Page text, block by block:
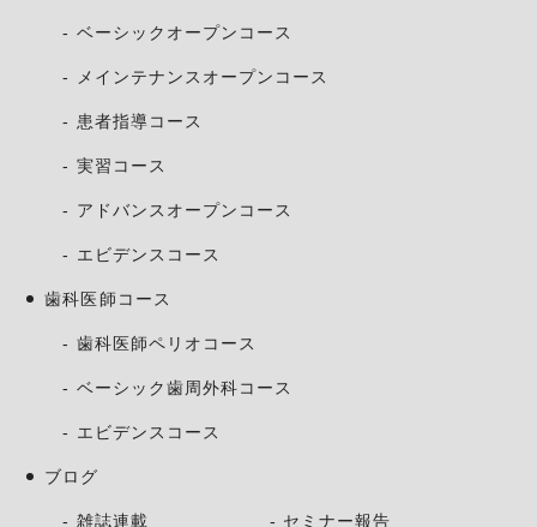
ベーシックオープンコース
メインテナンスオープンコース
患者指導コース
実習コース
アドバンスオープンコース
エビデンスコース
歯科医師コース
歯科医師ペリオコース
ベーシック歯周外科コース
エビデンスコース
ブログ
雑誌連載 セミナー報告